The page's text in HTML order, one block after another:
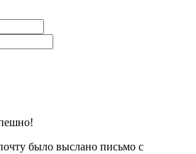
было выслано письмо с